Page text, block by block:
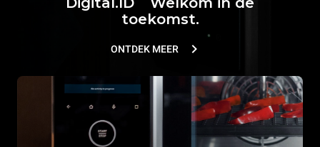
toekomst.
ONTDEK MEER